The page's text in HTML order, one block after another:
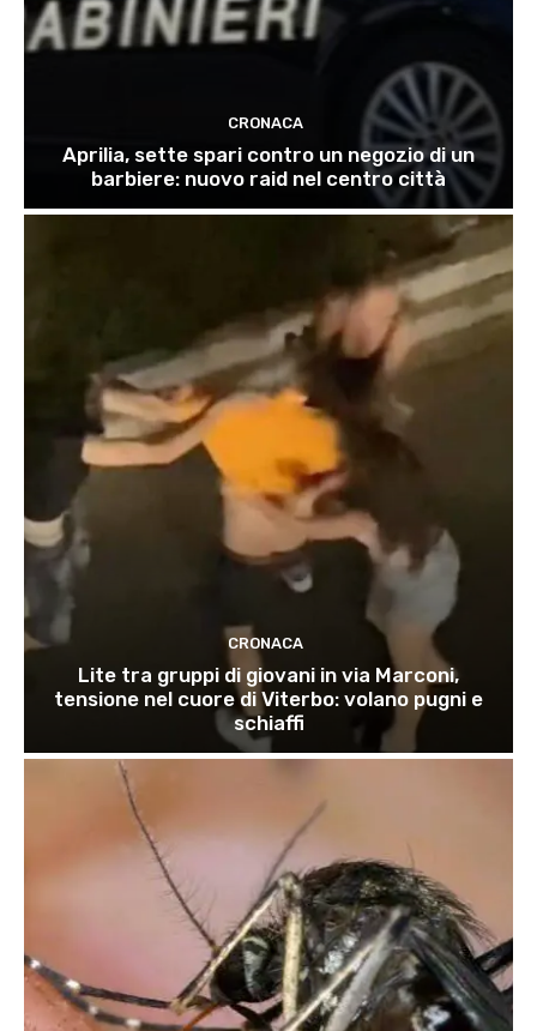
CRONACA
Aprilia, sette spari contro un negozio di un
barbiere: nuovo raid nel centro città
CRONACA
Lite tra gruppi di giovani in via Marconi,
tensione nel cuore di Viterbo: volano pugni e
schiaffi